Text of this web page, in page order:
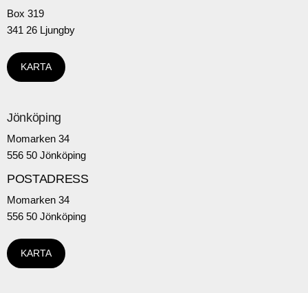
Box 319
341 26 Ljungby
KARTA
Jönköping
Momarken 34
556 50 Jönköping
POSTADRESS
Momarken 34
556 50 Jönköping
KARTA